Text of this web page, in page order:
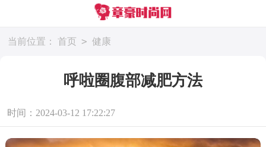
当前位置： 首页 > 健康
呼啦圈腹部减肥方法
时间：2024-03-12 17:22:27